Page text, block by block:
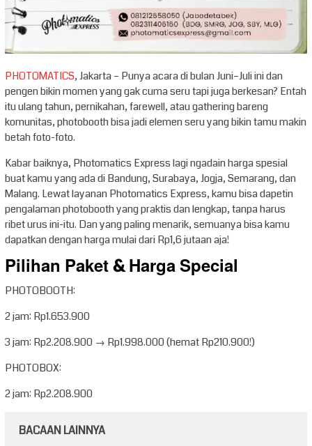
PHOTOMATICS, Jakarta – Punya acara di bulan Juni–Juli ini dan
pengen bikin momen yang gak cuma seru tapi juga berkesan? Entah
itu ulang tahun, pernikahan, farewell, atau gathering bareng
komunitas, photobooth bisa jadi elemen seru yang bikin tamu makin
betah foto-foto.
Kabar baiknya, Photomatics Express lagi ngadain harga spesial
buat kamu yang ada di Bandung, Surabaya, Jogja, Semarang, dan
Malang. Lewat layanan Photomatics Express, kamu bisa dapetin
pengalaman photobooth yang praktis dan lengkap, tanpa harus
ribet urus ini-itu. Dan yang paling menarik, semuanya bisa kamu
dapatkan dengan harga mulai dari Rp1,6 jutaan aja!
Pilihan Paket & Harga Special
PHOTOBOOTH:
2 jam: Rp1.653.900
3 jam: Rp2.208.900 → Rp1.998.000 (hemat Rp210.900!)
PHOTOBOX:
2 jam: Rp2.208.900
BACAAN LAINNYA